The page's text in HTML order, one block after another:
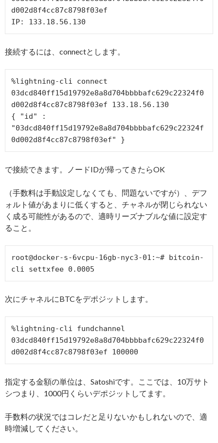
d002d8f4cc87c8798f03ef
IP: 133.18.56.130
接続するには、connectとします。
%lightning-cli connect
03dcd840ff15d19792e8a8d704bbbbafc629c22324f0
d002d8f4cc87c8798f03ef 133.18.56.130
{ "id" :
"03dcd840ff15d19792e8a8d704bbbbafc629c22324f
で接続できます。ノードIDが帰ってきたらOK
（手数料は手動設定しなくても、問題ないですが）、デフ
ォルト値があまりに低くすると、チャネルが閉じられない
く成る可能性があるので、適時リーズナブルな値に設定す
ること。
root@docker-s-6vcpu-16gb-nyc3-01:~# bitcoin-
次にチャネルにBTCをデポジットします。
%lightning-cli fundchannel
03dcd840ff15d19792e8a8d704bbbbafc629c22324f0
指定する金額の単位は、Satoshiです。ここでは、10万サト
シつまり、1000円くらいデポジットしてます。
手数料の状況ではコレだと足りないかもしれないので、適
時増減してください。